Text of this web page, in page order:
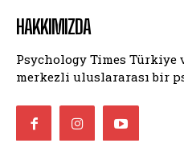
HAKKIMIZDA
Psychology Times
merkezli uluslararası bir